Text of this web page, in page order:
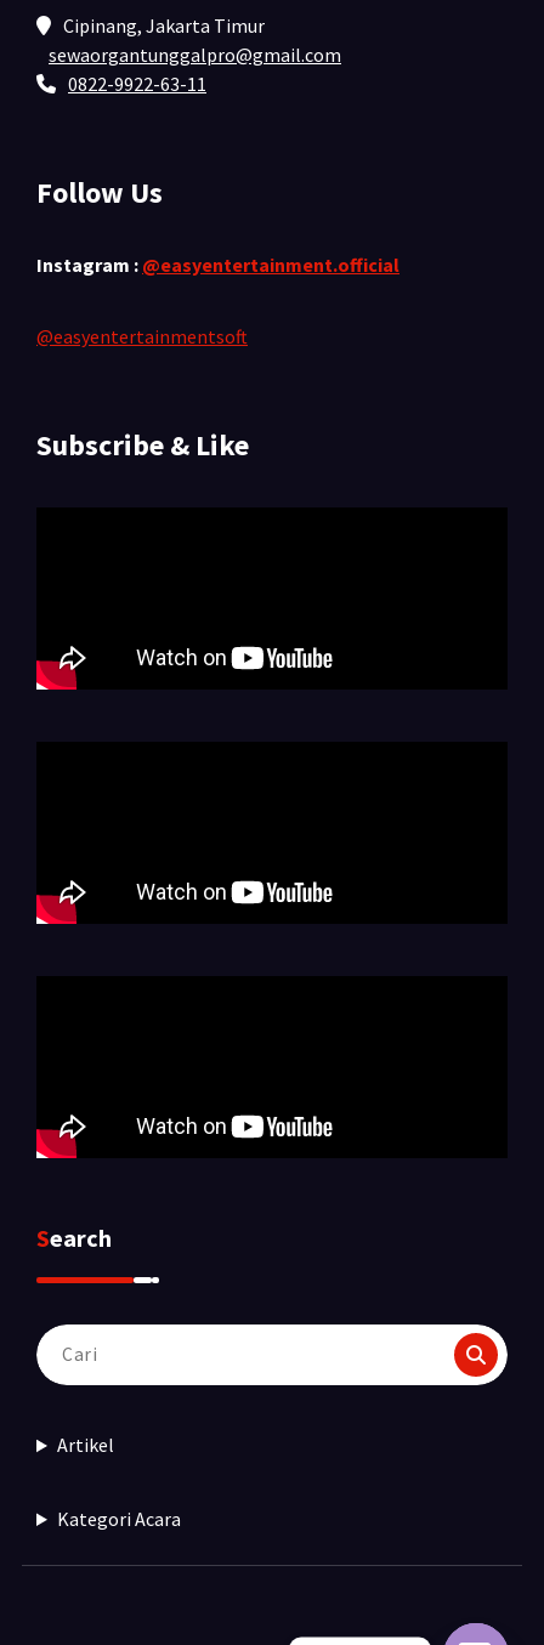
Cipinang, Jakarta Timur
sewaorgantunggalpro@gmail.com
0822-9922-63-11
Follow Us
Instagram : @easyentertainment.official
@easyentertainmentsoft
Subscribe & Like
Search
Pencarian
untuk:
Artikel
Kategori Acara